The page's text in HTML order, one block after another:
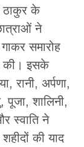
ठाकुर के
ने
समारोह
इसके
रानी, अर्पणा,
शालिनी,
स्वाति ने
शहीदों की याद